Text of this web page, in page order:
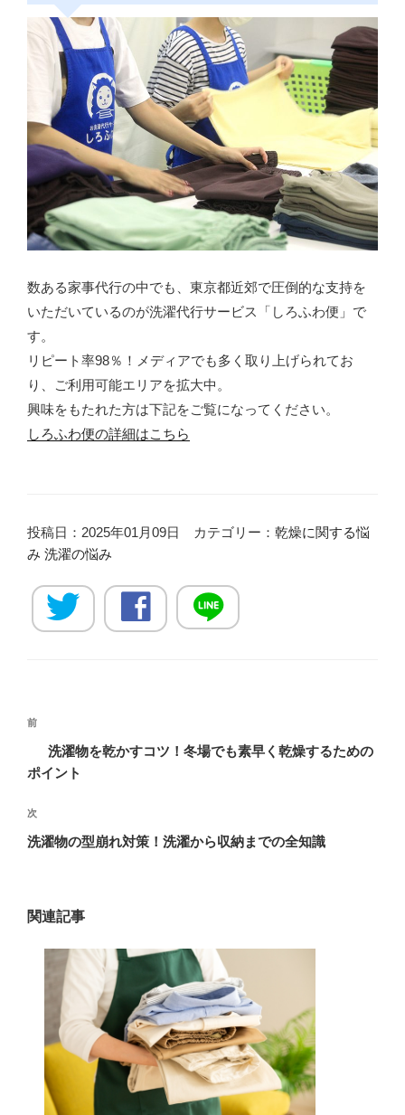
数ある家事代行の中でも、東京都近郊で圧倒的な支持を
いただいているのが洗濯代行サービス「しろふわ便」で
す。
リピート率98％！メディアでも多く取り上げられてお
り、ご利用可能エリアを拡大中。
興味をもたれた方は下記をご覧になってください。
しろふわ便の詳細はこちら
投稿日：2025年01月09日 カテゴリー： 乾燥に関する悩
み 洗濯の悩み
投
ナ
ゲ
ー
ン
過
の
稿
前
洗濯物を乾かすコツ！冬場でも素早く乾燥するための
ポイント
次
の
次
洗濯物の型崩れ対策！洗濯から収納までの全知識
関連記事